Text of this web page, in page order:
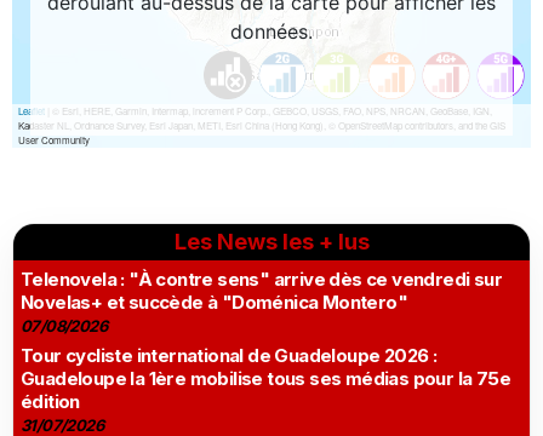
Les News les + lus
Telenovela : "À contre sens" arrive dès ce vendredi sur
Novelas+ et succède à "Doménica Montero"
07/08/2026
Tour cycliste international de Guadeloupe 2026 :
Guadeloupe la 1ère mobilise tous ses médias pour la 75e
édition
31/07/2026